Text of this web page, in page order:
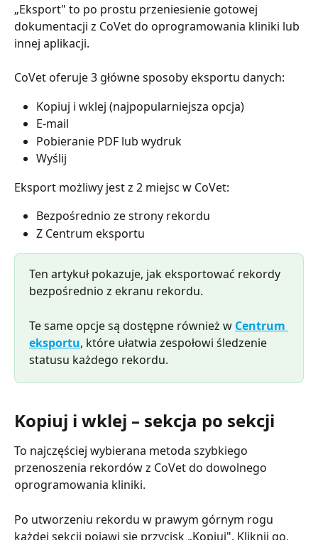
„Eksport" to po prostu przeniesienie gotowej
dokumentacji z CoVet do oprogramowania kliniki lub
innej aplikacji.
CoVet oferuje 3 główne sposoby eksportu danych:
Kopiuj i wklej (najpopularniejsza opcja)
E-mail
Pobieranie PDF lub wydruk
Wyślij
Eksport możliwy jest z 2 miejsc w CoVet:
Bezpośrednio ze strony rekordu
Z Centrum eksportu
Ten artykuł pokazuje, jak eksportować rekordy
bezpośrednio z ekranu rekordu.
Te same opcje są dostępne również w Centrum
eksportu, które ułatwia zespołowi śledzenie
statusu każdego rekordu.
Kopiuj i wklej – sekcja po sekcji
To najczęściej wybierana metoda szybkiego
przenoszenia rekordów z CoVet do dowolnego
oprogramowania kliniki.
Po utworzeniu rekordu w prawym górnym rogu
każdej sekcji pojawi się przycisk „Kopiuj". Kliknij go,